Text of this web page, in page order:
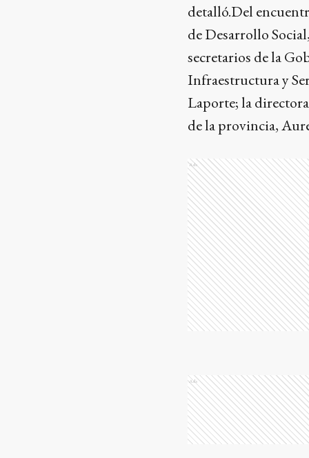
detalló.Del
de Desarrollo
secretarios de la
Infraestructura y
Laporte; la
de la provincia,
Ads
Ads